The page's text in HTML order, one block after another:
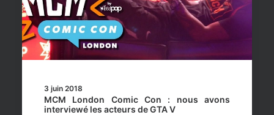
3 juin 2018
MCM London Comic Con : nous avons
interviewé les acteurs de GTA V